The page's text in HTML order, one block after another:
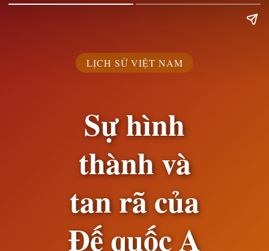
LỊCH SỬ VIỆT NAM
Sự hình
thành và
tan rã của
Đế quốc A